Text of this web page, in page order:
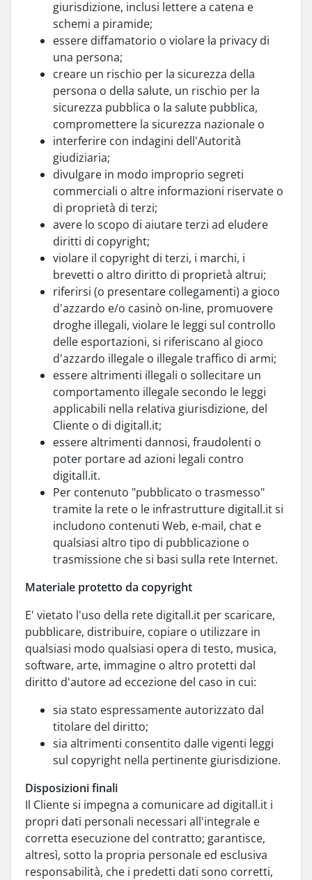
giurisdizione, inclusi lettere a catena e
schemi a piramide;
essere diffamatorio o violare la privacy di
una persona;
creare un rischio per la sicurezza della
persona o della salute, un rischio per la
sicurezza pubblica o la salute pubblica,
compromettere la sicurezza nazionale o
interferire con indagini dell'Autorità
giudiziaria;
divulgare in modo improprio segreti
commerciali o altre informazioni riservate o
di proprietà di terzi;
avere lo scopo di aiutare terzi ad eludere
diritti di copyright;
violare il copyright di terzi, i marchi, i
brevetti o altro diritto di proprietà altrui;
riferirsi (o presentare collegamenti) a gioco
d'azzardo e/o casinò on-line, promuovere
droghe illegali, violare le leggi sul controllo
delle esportazioni, si riferiscano al gioco
d'azzardo illegale o illegale traffico di armi;
essere altrimenti illegali o sollecitare un
comportamento illegale secondo le leggi
applicabili nella relativa giurisdizione, del
Cliente o di digitall.it;
essere altrimenti dannosi, fraudolenti o
poter portare ad azioni legali contro
digitall.it.
Per contenuto "pubblicato o trasmesso"
tramite la rete o le infrastrutture digitall.it si
includono contenuti Web, e-mail, chat e
qualsiasi altro tipo di pubblicazione o
trasmissione che si basi sulla rete Internet.
Materiale protetto da copyright
E' vietato l'uso della rete digitall.it per scaricare,
pubblicare, distribuire, copiare o utilizzare in
qualsiasi modo qualsiasi opera di testo, musica,
software, arte, immagine o altro protetti dal
diritto d'autore ad eccezione del caso in cui:
sia stato espressamente autorizzato dal
titolare del diritto;
sia altrimenti consentito dalle vigenti leggi
sul copyright nella pertinente giurisdizione.
Disposizioni finali
Il Cliente si impegna a comunicare ad digitall.it i
propri dati personali necessari all'integrale e
corretta esecuzione del contratto; garantisce,
altresì, sotto la propria personale ed esclusiva
responsabilità, che i predetti dati sono corretti,